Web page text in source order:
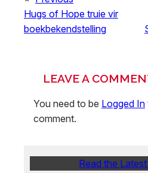
Hugs of Hope truie vir
boekbekendstelling
LEAVE A
You need to be Logged In
comment.
Read the